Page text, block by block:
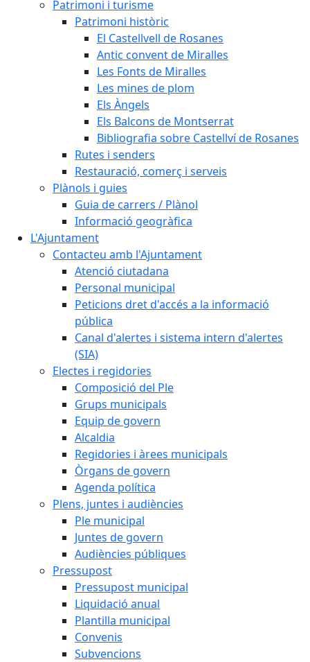
Patrimoni i turisme
Patrimoni històric
El Castellvell de Rosanes
Antic convent de Miralles
Les Fonts de Miralles
Les mines de plom
Els Àngels
Els Balcons de Montserrat
Bibliografia sobre Castellví de Rosanes
Rutes i senders
Restauració, comerç i serveis
Plànols i guies
Guia de carrers / Plànol
Informació geogràfica
L'Ajuntament
Contacteu amb l'Ajuntament
Atenció ciutadana
Personal municipal
Peticions dret d'accés a la informació
pública
Canal d'alertes i sistema intern d'alertes
(SIA)
Electes i regidories
Composició del Ple
Grups municipals
Equip de govern
Alcaldia
Regidories i àrees municipals
Òrgans de govern
Agenda política
Plens, juntes i audiències
Ple municipal
Juntes de govern
Audiències públiques
Pressupost
Pressupost municipal
Liquidació anual
Plantilla municipal
Convenis
Subvencions